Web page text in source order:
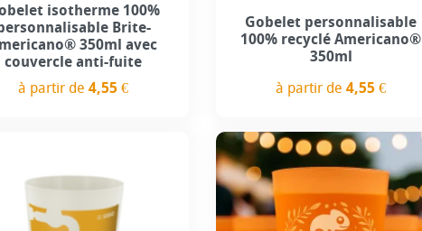
isotherme 100%
Brite-
350ml avec
couvercle anti-fuite
à partir de4,55 €
Gobelet personnalisable
100% recyclé Americano®
350ml
à partir de4,55 €